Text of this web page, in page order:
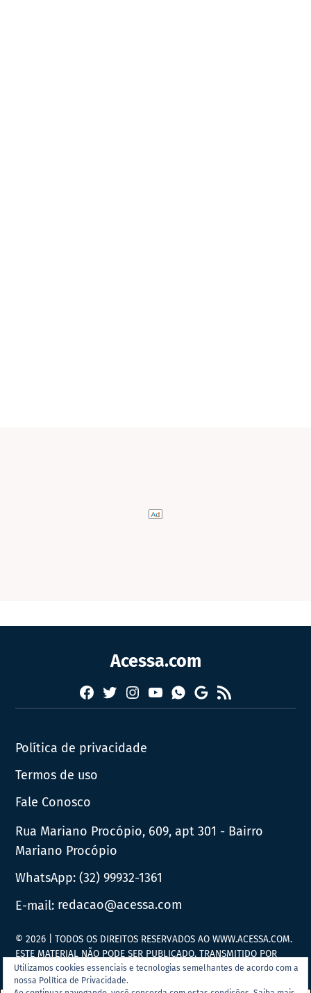
Acessa.com
Facebook
TwitterInstagram
YouTubeWhatsapp
Google
News
RSS
Política de privacidade
Termos de uso
Fale Conosco
Rua Mariano Procópio, 609, apt 301 - Bairro
Mariano Procópio
WhatsApp:(32) 99932-1361
E-mail: redacao@acessa.com
Utilizamos cookies essenciais e tecnologias semelhantes de acordo com a
nossa Política de Privacidade.
© 2026 | TODOS OS DIREITOS RESERVADOS AO WWW.ACESSA.COM.
ESTE MATERIAL NÃO PODE SER PUBLICADO, TRANSMITIDO POR
BROADCAST, REESCRITO OU REDISTRIBUÍDO SEM PRÉVIA
AUTORIZAÇÃO.